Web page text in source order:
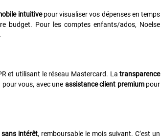
intuitivepour visualiser vos dépenses en temps
budget. Pour les comptes enfants/ados, Noelse
et utilisant le réseau Mastercard. Latransparence
vous, avec une assistance client premiumpour
sans intérêt, remboursable le mois suivant. C’est un